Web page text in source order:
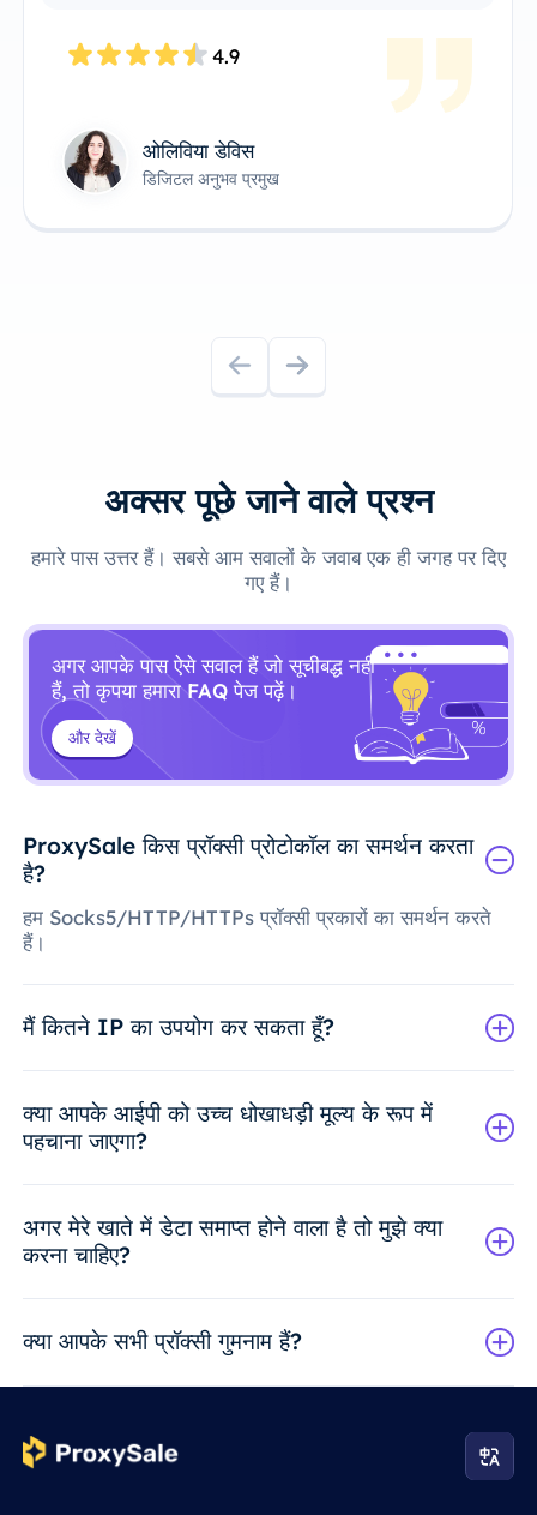
जेम्स एंडरसन
अक्सर पूछे जाने वाले प्रश्न
हमारे पास उत्तर हैं। सबसे आम सवालों के जवाब एक ही जगह पर दिए
गए हैं।
अगर आपके पास ऐसे सवाल हैं जो सूचीबद्ध नहीं
हैं, तो कृपया हमारा FAQ पेज पढ़ें।
और देखें
ProxySale किस प्रॉक्सी प्रोटोकॉल का समर्थन करता
है?
हम Socks5/HTTP/HTTPs प्रॉक्सी प्रकारों का समर्थन करते
हैं।
मैं कितने IP का उपयोग कर सकता हूँ?
क्या आपके आईपी को उच्च धोखाधड़ी मूल्य के रूप में
पहचाना जाएगा?
अगर मेरे खाते में डेटा समाप्त होने वाला है तो मुझे क्या
करना चाहिए?
क्या आपके सभी प्रॉक्सी गुमनाम हैं?